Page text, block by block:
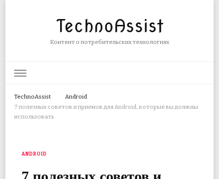
TechnoAssist
Контент о потребительских технологиях
TechnoAssist
Android
7 полезных советов и приемов для Android, которые вы должны
использовать
ANDROID